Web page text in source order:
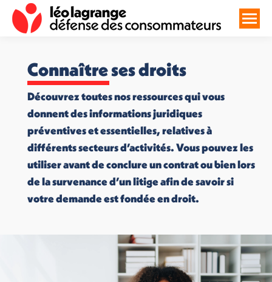
Connaître ses droits
Découvrez toutes nos ressources qui vous
donnent des informations juridiques
préventives et essentielles, relatives à
différents secteurs d’activités. Vous pouvez les
utiliser avant de conclure un contrat ou bien lors
de la survenance d’un litige afin de savoir si
votre demande est fondée en droit.